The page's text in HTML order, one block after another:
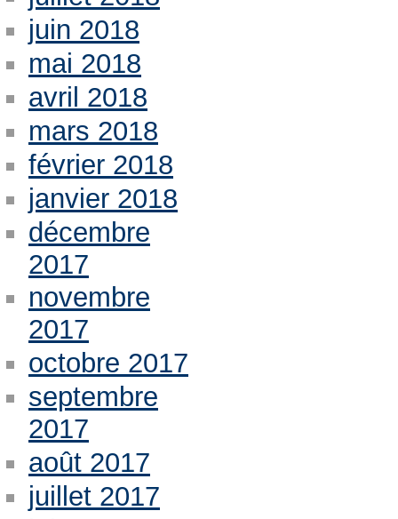
juin 2018
mai 2018
avril 2018
mars 2018
février 2018
janvier 2018
décembre
2017
novembre
2017
octobre 2017
septembre
2017
août 2017
juillet 2017